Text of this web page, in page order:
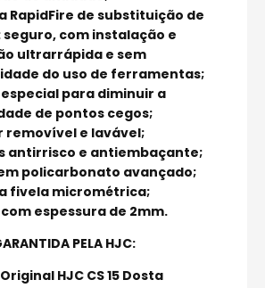
RapidFire de substituição de
seguro, com instalação e
ultrarrápida e sem
do uso de ferramentas;
para diminuir a
de pontos cegos;
removível e lavável;
antirrisco e antiembaçante;
policarbonato avançado;
fivela micrométrica;
espessura de 2mm.
PELA HJC:
HJC CS 15 Dosta